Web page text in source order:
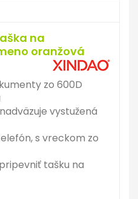
na
oranžová
zo 600D
vystužená
s vreckom zo
tašku na